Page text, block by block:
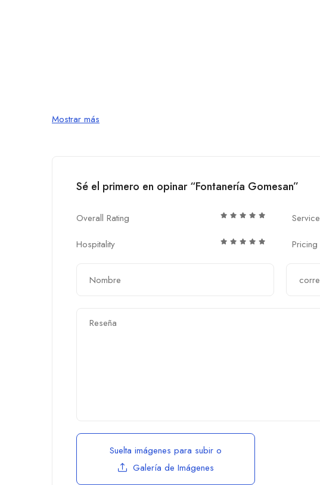
Mostrar más
Sé el primero en opinar “Fontanería Gomesan”
Overall Rating
Service
Hospitality
Pricing
Suelta imágenes para subir o
Galería de Imágenes